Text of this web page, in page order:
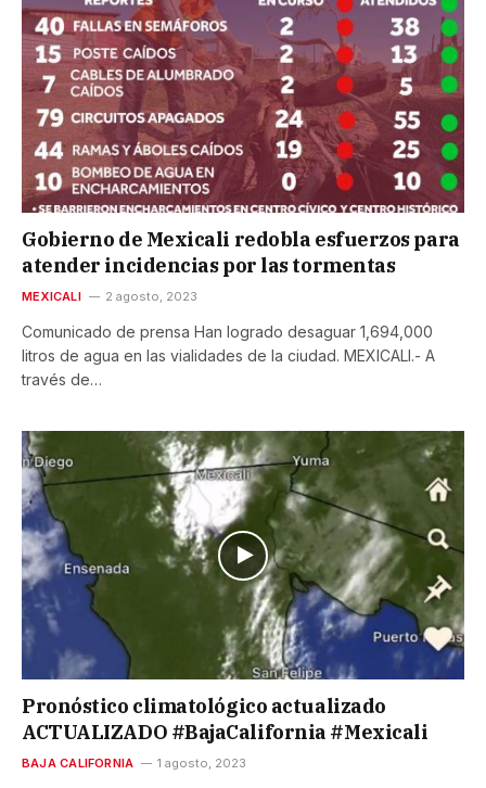
Gobierno de Mexicali redobla esfuerzos para
atender incidencias por las tormentas
MEXICALI 2 agosto, 2023
Comunicado de prensa Han logrado desaguar 1,694,000
litros de agua en las vialidades de la ciudad. MEXICALI.- A
través de…
Pronóstico climatológico actualizado
ACTUALIZADO #BajaCalifornia #Mexicali
BAJA CALIFORNIA 1 agosto, 2023